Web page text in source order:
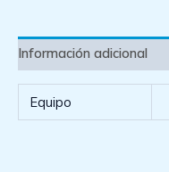
Información adicional
Equipo